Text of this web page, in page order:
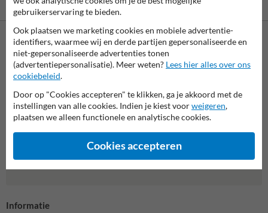
Neem contact met ons op
Wij zijn op werkdagen (van 8.00 tot 17.00) te bereiken op 038-
7920070.
Vragen? Stuur een e-mail naar info@trafficsupply.nl
of vul het
formulier in en we reageren zo spoedig mogelijk.
Alle contactgegevens
Informatie
gebruikerservaring te bieden.
Ook plaatsen we marketing cookies en mobiele advertentie-
identifiers, waarmee wij en derde partijen gepersonaliseerde en
niet-gepersonaliseerde advertenties tonen
(advertentiepersonalisatie). Meer weten? Lees hier alles over ons
cookiebeleid.
Door op "Cookies accepteren" te klikken, ga je akkoord met de
instellingen van alle cookies. Indien je kiest voorweigeren,
plaatsen we alleen functionele en analytische cookies.
Cookies accepteren